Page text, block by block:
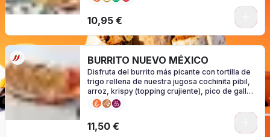
10,95 €
BURRITO NUEVO MÉXICO
Disfruta del burrito más picante con tortilla de
trigo rellena de nuestra jugosa cochinita pibil,
arroz, krispy (topping crujiente), pico de gallo,
jalapeños y tu salsa favorita. (consulte
alérgenos en función de su salsa).
11,50 €